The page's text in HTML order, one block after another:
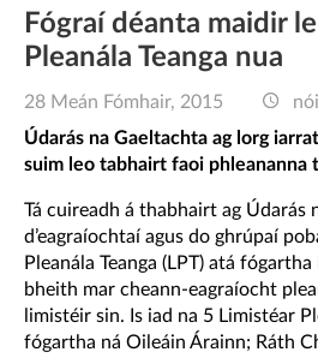
Fógraí déanta maidir
Pleanála Teanga nua
28 Meán Fómhair, 2015
Údarás na Gaeltachta ag lorg
suim leo tabhairt faoi phleananna
Tá cuireadh á thabhairt ag Údarás
d’eagraíochtaí agus do ghrúpaí
Pleanála Teanga (LPT) atá
bheith mar cheann-eagraíocht
limistéir sin. Is iad na 5 Limistéar
fógartha ná Oileáin Árainn; Ráth